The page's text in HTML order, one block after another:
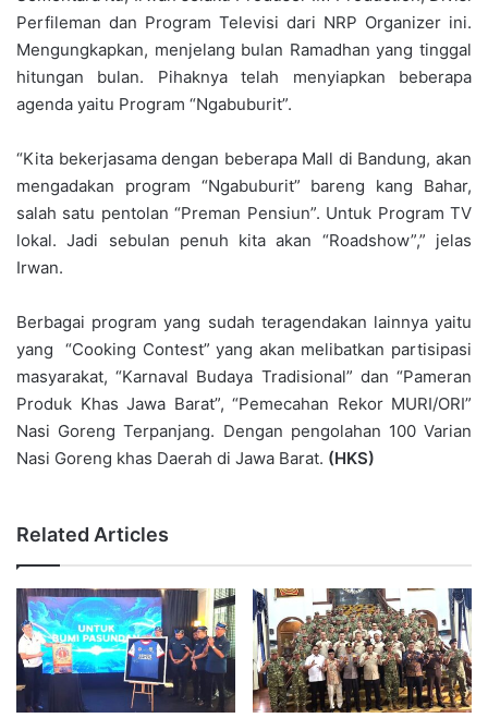
Perfileman dan Program Televisi dari NRP Organizer ini.
Mengungkapkan, menjelang bulan Ramadhan yang tinggal
hitungan bulan. Pihaknya telah menyiapkan beberapa
agenda yaitu Program “Ngabuburit”.
“Kita bekerjasama dengan beberapa Mall di Bandung, akan
mengadakan program “Ngabuburit” bareng kang Bahar,
salah satu pentolan “Preman Pensiun”. Untuk Program TV
lokal. Jadi sebulan penuh kita akan “Roadshow”,” jelas
Irwan.
Berbagai program yang sudah teragendakan lainnya yaitu
yang “Cooking Contest” yang akan melibatkan partisipasi
masyarakat, “Karnaval Budaya Tradisional” dan “Pameran
Produk Khas Jawa Barat”, “Pemecahan Rekor MURI/ORI”
Nasi Goreng Terpanjang. Dengan pengolahan 100 Varian
Nasi Goreng khas Daerah di Jawa Barat. (HKS)
Related Articles